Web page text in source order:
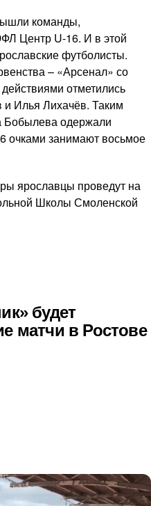
команды,
Центр U-16. И в этой
футболисты.
– «Арсенал» со
отметились
Илья Лихачёв. Таким
Бобылева одержали
очками занимают восьмое
ярославцы проведут на
Школы Смоленской
будет
матчи в Ростове